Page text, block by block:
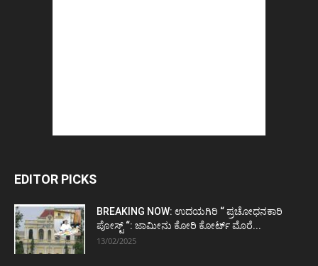
EDITOR PICKS
BREAKING NOW: ಉದಯಗಿರಿ “ ಪ್ರಚೋಧನಕಾರಿ
ಪೋಸ್ಟ್‌ “: ಜಾಮೀನು ಕೋರಿ ಕೋರ್ಟ್‌ ಮೊರೆ...
13/02/2025